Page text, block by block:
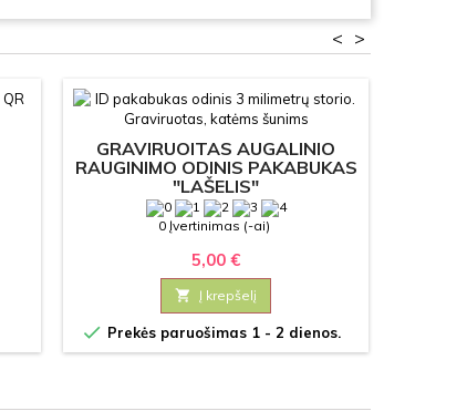
>
<
GRAVIRUOITAS AUGALINIO
RAUGINIMO ODINIS PAKABUKAS
"LAŠELIS"
0 Įvertinimas (-ai)
5,00 €
 Į krepšelį
 Prekės paruošimas 1 - 2 dienos.